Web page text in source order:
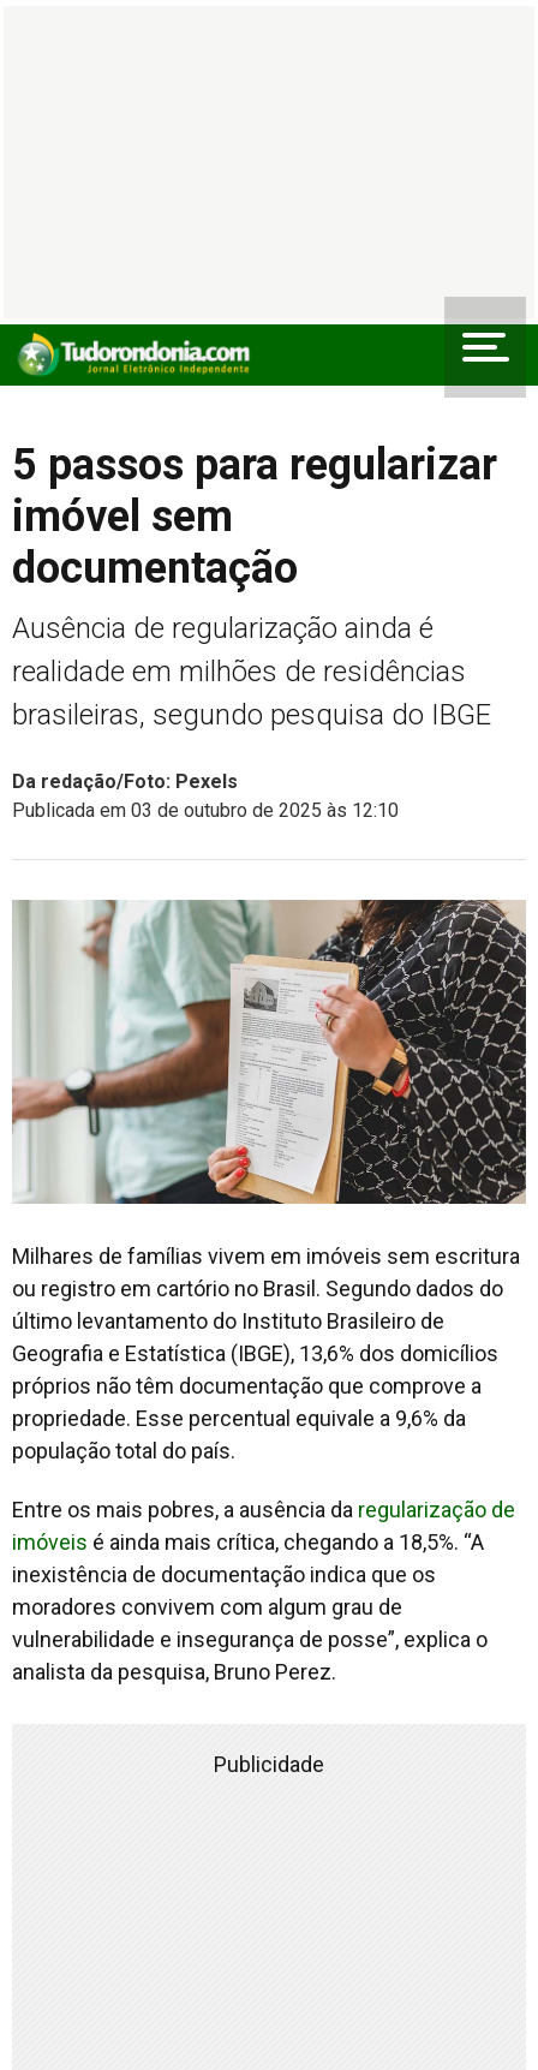
5 passos para regularizar
imóvel sem
documentação
Ausência de regularização ainda é
realidade em milhões de residências
brasileiras, segundo pesquisa do IBGE
Da redação/Foto: Pexels
Publicada em 03 de outubro de 2025 às 12:10
Milhares de famílias vivem em imóveis sem escritura
ou registro em cartório no Brasil. Segundo dados do
último levantamento do Instituto Brasileiro de
Geografia e Estatística (IBGE), 13,6% dos domicílios
próprios não têm documentação que comprove a
propriedade. Esse percentual equivale a 9,6% da
população total do país.
Entre os mais pobres, a ausência da regularização de
imóveis é ainda mais crítica, chegando a 18,5%. “A
inexistência de documentação indica que os
moradores convivem com algum grau de
vulnerabilidade e insegurança de posse”, explica o
analista da pesquisa, Bruno Perez.
Publicidade